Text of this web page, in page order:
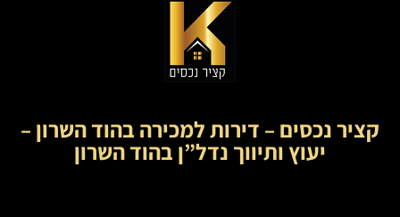
קציר נכסים – דירות למכירה בהוד השרון –
יעוץ ותיווך נדל”ן בהוד השרון